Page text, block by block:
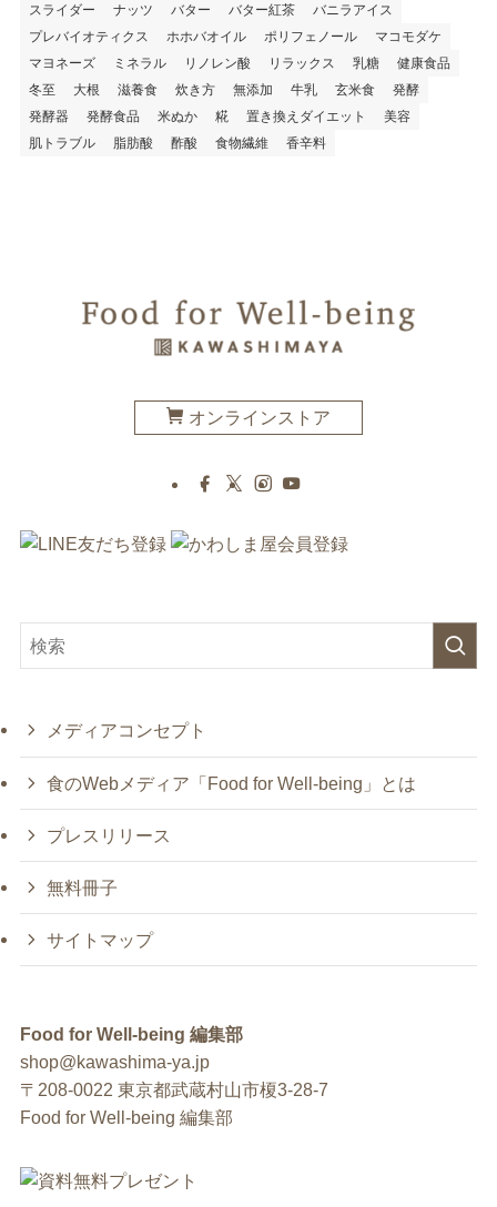
スライダー
ナッツ バター バター紅茶
バニラアイス
プレバイオティクス
ホホバオイル ポリフェノール
マコモダケ
マヨネーズ
ミネラル リノレン酸 リラックス 乳糖
健康食品
冬至
大根 滋養食 炊き方 無添加 牛乳 玄米食
発酵
発酵器
発酵食品 米ぬか 糀 置き換えダイエット
美容
肌トラブル
脂肪酸 酢酸 食物繊維 香辛料
オンラインストア
メディアコンセプト
食のWebメディア「Food for Well-being」とは
プレスリリース
無料冊子
サイトマップ
Food for Well-being 編集部
shop@kawashima-ya.jp
〒208-0022 東京都武蔵村山市榎3-28-7
Food for Well-being 編集部